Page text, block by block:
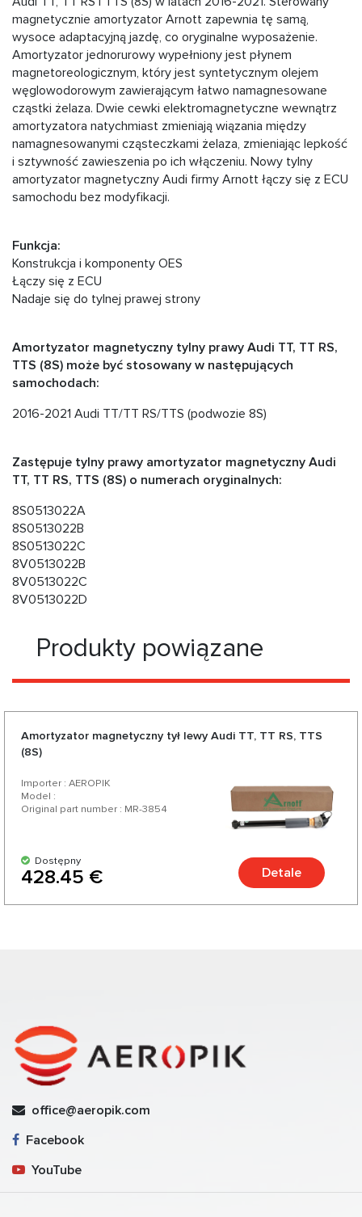
magnetycznie amortyzator Arnott zapewnia tę samą,
wysoce adaptacyjną jazdę, co oryginalne wyposażenie.
Amortyzator jednorurowy wypełniony jest płynem
magnetoreologicznym, który jest syntetycznym olejem
węglowodorowym zawierającym łatwo namagnesowane
cząstki żelaza. Dwie cewki elektromagnetyczne wewnątrz
amortyzatora natychmiast zmieniają wiązania między
namagnesowanymi cząsteczkami żelaza, zmieniając lepkość
i sztywność zawieszenia po ich włączeniu. Nowy tylny
amortyzator magnetyczny Audi firmy Arnott łączy się z ECU
samochodu bez modyfikacji.
Funkcja:
Konstrukcja i komponenty OES
Łączy się z ECU
Nadaje się do tylnej prawej strony
Amortyzator magnetyczny tylny prawy Audi TT, TT RS,
TTS (8S) może być stosowany w następujących
samochodach:
2016-2021 Audi TT/TT RS/TTS (podwozie 8S)
Zastępuje tylny prawy amortyzator magnetyczny Audi
TT, TT RS, TTS (8S) o numerach oryginalnych:
8S0513022A
8S0513022B
8S0513022C
8V0513022B
8V0513022C
8V0513022D
Produkty powiązane
Amortyzator magnetyczny tył lewy Audi TT, TT RS, TTS
(8S)
Importer : AEROPIK
Model :
Original part number : MR-3854
Dostępny
428.45 € Detale
office@aeropik.com
Facebook
YouTube